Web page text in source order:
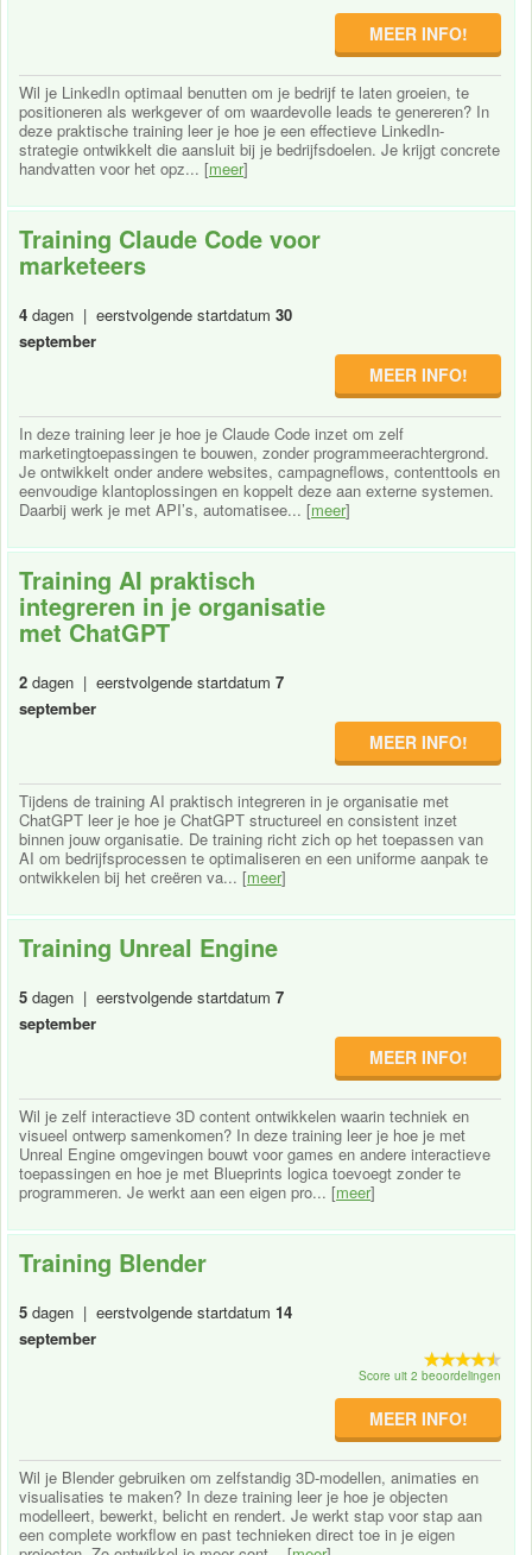
MEER INFO!
Wil je LinkedIn optimaal benutten om je bedrijf te laten groeien, te
positioneren als werkgever of om waardevolle leads te genereren? In
deze praktische training leer je hoe je een effectieve LinkedIn-
strategie ontwikkelt die aansluit bij je bedrijfsdoelen. Je krijgt concrete
handvatten voor het opz... [meer]
Training Claude Code voor
marketeers
4 dagen | eerstvolgende startdatum 30
september
MEER INFO!
In deze training leer je hoe je Claude Code inzet om zelf
marketingtoepassingen te bouwen, zonder programmeerachtergrond.
Je ontwikkelt onder andere websites, campagneflows, contenttools en
eenvoudige klantoplossingen en koppelt deze aan externe systemen.
Daarbij werk je met API’s, automatisee... [meer]
Training AI praktisch
integreren in je organisatie
met ChatGPT
2 dagen | eerstvolgende startdatum 7
september
MEER INFO!
Tijdens de training AI praktisch integreren in je organisatie met
ChatGPT leer je hoe je ChatGPT structureel en consistent inzet
binnen jouw organisatie. De training richt zich op het toepassen van
AI om bedrijfsprocessen te optimaliseren en een uniforme aanpak te
ontwikkelen bij het creëren va... [meer]
Training Unreal Engine
5 dagen | eerstvolgende startdatum 7
september
MEER INFO!
Wil je zelf interactieve 3D content ontwikkelen waarin techniek en
visueel ontwerp samenkomen? In deze training leer je hoe je met
Unreal Engine omgevingen bouwt voor games en andere interactieve
toepassingen en hoe je met Blueprints logica toevoegt zonder te
programmeren. Je werkt aan een eigen pro... [meer]
Training Blender
5 dagen | eerstvolgende startdatum 14
september
Score uit 2 beoordelingen
MEER INFO!
Wil je Blender gebruiken om zelfstandig 3D-modellen, animaties en
visualisaties te maken? In deze training leer je hoe je objecten
modelleert, bewerkt, belicht en rendert. Je werkt stap voor stap aan
een complete workflow en past technieken direct toe in je eigen